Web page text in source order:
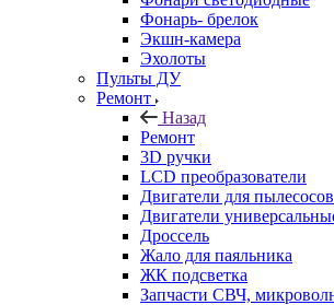
Фонарь- брелок
Экшн-камера
Эхолоты
Пульты ДУ
Ремонт
Назад
Ремонт
3D ручки
LCD преобразователи
Двигатели для пылесосов
Двигатели
Дроссель
Жало для паяльника
ЖК подсветка
Запчасти СВЧ,